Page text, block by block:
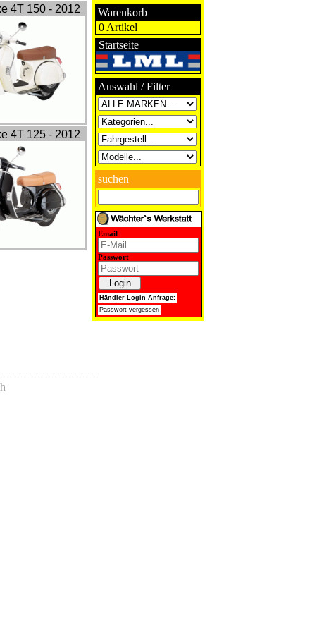
Warenkorb
0 Artikel
Startseite
Auswahl / Filter
suchen
Email
Passwort
Händler Login Anfrage:
4T 150 - 2012
4T 125 - 2012